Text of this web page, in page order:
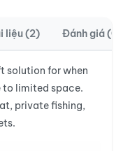
liệu (2) Đánh giá (0)
solution for when
to limited space.
private fishing,